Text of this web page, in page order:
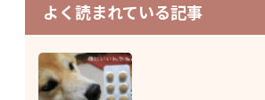
よく読まれている記事